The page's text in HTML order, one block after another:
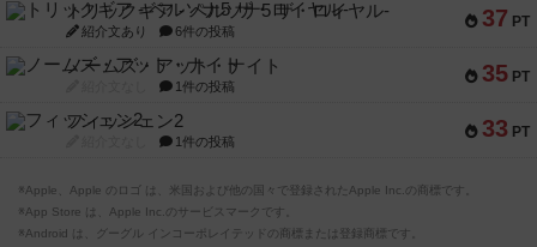
37 PT
トリックギア - ペルソナ5 ザ・ロイヤル-
紹介文あり 6件の投稿
35 PT
ノームズ・アット・ナイト
1件の投稿
33 PT
フィッシェン2
1件の投稿
※Apple、Apple のロゴ は、米国および他の国々で登録されたApple Inc.の商標です。
※App Store は、Apple Inc.のサービスマークです。
※Android は、グーグル インコーポレイテッドの商標または登録商標です。